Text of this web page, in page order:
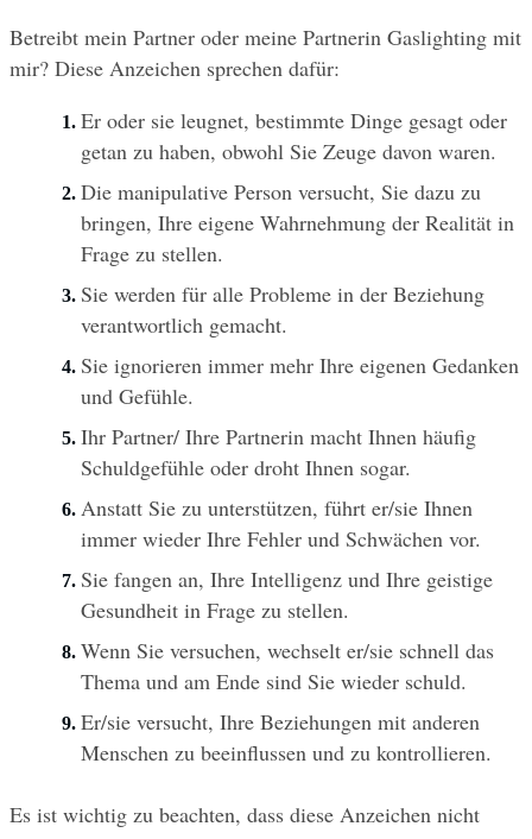
Betreibt mein Partner oder meine Partnerin Gaslighting mit
mir? Diese Anzeichen sprechen dafür:
Er oder sie leugnet, bestimmte Dinge gesagt oder
getan zu haben, obwohl Sie Zeuge davon waren.
Die manipulative Person versucht, Sie dazu zu
bringen, Ihre eigene Wahrnehmung der Realität in
Frage zu stellen.
Sie werden für alle Probleme in der Beziehung
verantwortlich gemacht.
Sie ignorieren immer mehr Ihre eigenen Gedanken
und Gefühle.
Ihr Partner/ Ihre Partnerin macht Ihnen häufig
Schuldgefühle oder droht Ihnen sogar.
Anstatt Sie zu unterstützen, führt er/sie Ihnen
immer wieder Ihre Fehler und Schwächen vor.
Sie fangen an, Ihre Intelligenz und Ihre geistige
Gesundheit in Frage zu stellen.
Wenn Sie versuchen, wechselt er/sie schnell das
Thema und am Ende sind Sie wieder schuld.
Er/sie versucht, Ihre Beziehungen mit anderen
Menschen zu beeinflussen und zu kontrollieren.
Es ist wichtig zu beachten, dass diese Anzeichen nicht